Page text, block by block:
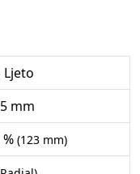
Ljeto
mm
% (123 mm)